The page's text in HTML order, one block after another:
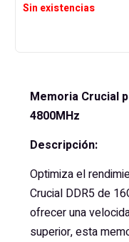
Sin existencias
Memoria Crucial
4800MHz
Descripción:
Optimiza el
Crucial DDR5 de
ofrecer una
superior, esta